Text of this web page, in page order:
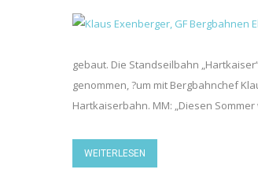
gebaut. Die Standseilbahn
genommen, ?um mit Bergbahnchef
Hartkaiserbahn. MM: „Diesen
WEITERLESEN